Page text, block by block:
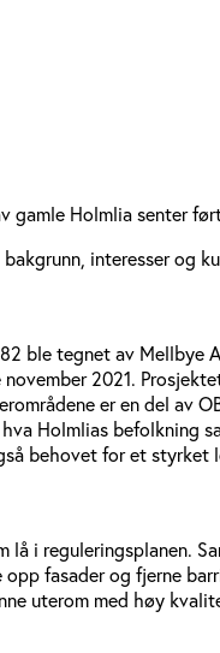
gamle Holmlia senter
interesser og
ble tegnet av
2021.
er en del av
Holmlias befolkning
behovet for et
i reguleringsplanen.
fasader og fjerne
uterom med høy